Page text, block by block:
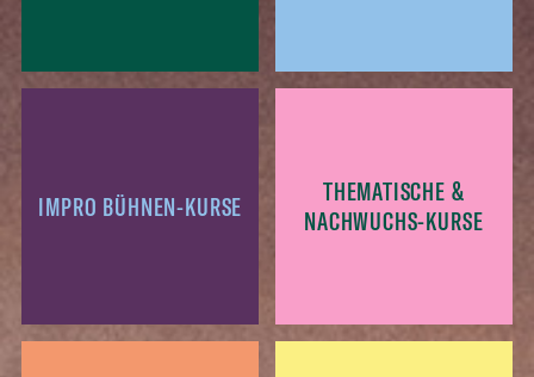
IMPRO BÜHNEN-KURSE
THEMATISCHE &
NACHWUCHS-KURSE